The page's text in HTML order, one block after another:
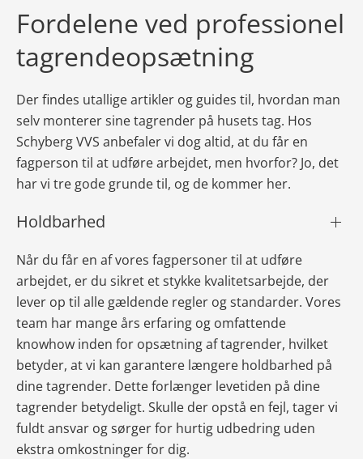
Fordelene ved professionel
tagrendeopsætning
Der findes utallige artikler og guides til, hvordan man
selv monterer sine tagrender på husets tag. Hos
Schyberg VVS anbefaler vi dog altid, at du får en
fagperson til at udføre arbejdet, men hvorfor? Jo, det
har vi tre gode grunde til, og de kommer her.
Holdbarhed
Når du får en af vores fagpersoner til at udføre
arbejdet, er du sikret et stykke kvalitetsarbejde, der
lever op til alle gældende regler og standarder. Vores
team har mange års erfaring og omfattende
knowhow inden for opsætning af tagrender, hvilket
betyder, at vi kan garantere længere holdbarhed på
dine tagrender. Dette forlænger levetiden på dine
tagrender betydeligt. Skulle der opstå en fejl, tager vi
fuldt ansvar og sørger for hurtig udbedring uden
ekstra omkostninger for dig.